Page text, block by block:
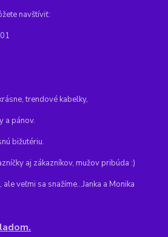
navštíviť:
trendové kabelky,
a pánov.
bižutériu.
aj zákazníkov, mužov pribúda :)
veľmi sa snažíme...Janka a Monika